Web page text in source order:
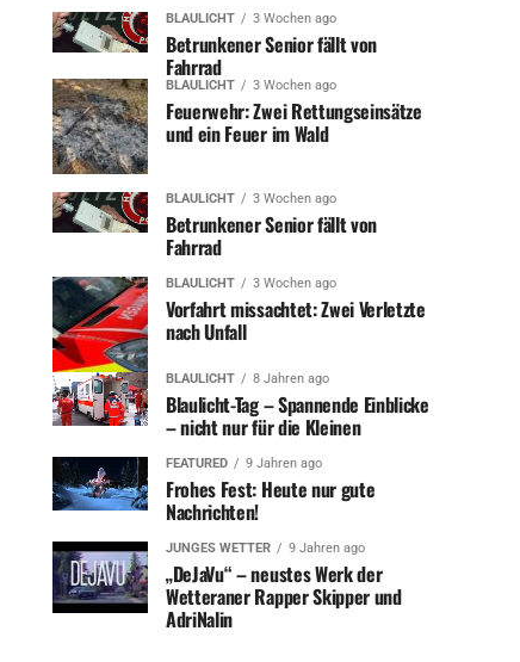
BLAULICHT 3 Wochen ago
Betrunkener Senior fällt von
Fahrrad
BLAULICHT 3 Wochen ago
Feuerwehr: Zwei Rettungseinsätze
und ein Feuer im Wald
BLAULICHT 3 Wochen ago
Betrunkener Senior fällt von
Fahrrad
BLAULICHT 3 Wochen ago
Vorfahrt missachtet: Zwei Verletzte
nach Unfall
BLAULICHT 8 Jahren ago
Blaulicht-Tag – Spannende Einblicke
– nicht nur für die Kleinen
FEATURED 9 Jahren ago
Frohes Fest: Heute nur gute
Nachrichten!
JUNGES WETTER 9 Jahren ago
„DeJaVu“ – neustes Werk der
Wetteraner Rapper Skipper und
AdriNalin